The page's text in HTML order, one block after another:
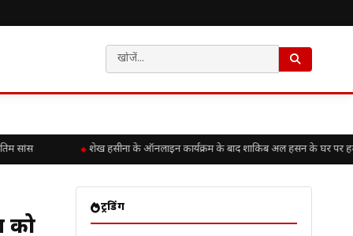
सांस शेख हसीना के ऑनलाइन कार्यक्रम के बाद शाकिब अल हसन के घर पर हमला,
को
ट्रेंडिंग